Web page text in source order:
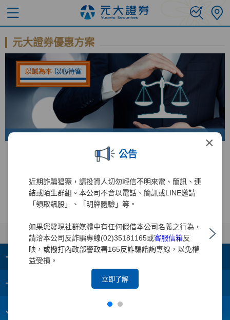
×
公告
近期詐騙猖獗，請投資人切勿輕信不明來電、簡訊、連
結或陌生群組。本公司不會以電話、簡訊或LINE邀請
「領取飆股」、「明牌體驗」等。
如果您發現社群媒體中有任何假借本公司名義之行為，
請洽本公司反詐騙專線(02)35181165或客服信箱反
映，或撥打內政部警政署165反詐騙諮詢專線，以免權
益受損。
立即了解
元大證券優惠方案
錢進美股直達車 手續費免比價
+ 集團成員
+
webmaster@yuanta.com